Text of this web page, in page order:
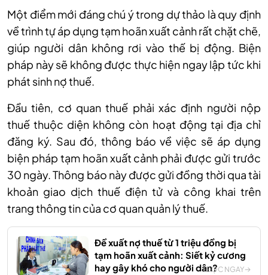
Một điểm mới đáng chú ý trong dự thảo là quy định
về trình tự áp dụng tạm hoãn xuất cảnh rất chặt chẽ,
giúp người dân không rơi vào thế bị động. Biện
pháp này sẽ không được thực hiện ngay lập tức khi
phát sinh nợ thuế.
Đầu tiên, cơ quan thuế phải xác định người nộp
thuế thuộc diện không còn hoạt động tại địa chỉ
đăng ký. Sau đó, thông báo về việc sẽ áp dụng
biện pháp tạm hoãn xuất cảnh phải được gửi trước
30 ngày. Thông báo này được gửi đồng thời qua tài
khoản giao dịch thuế điện tử và công khai trên
trang thông tin của cơ quan quản lý thuế.
Đề xuất nợ thuế từ 1 triệu đồng bị
tạm hoãn xuất cảnh: Siết kỷ cương
hay gây khó cho người dân?ĐỌC NGAY